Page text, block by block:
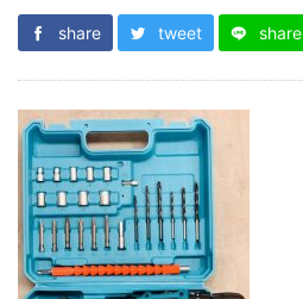
share tweet share